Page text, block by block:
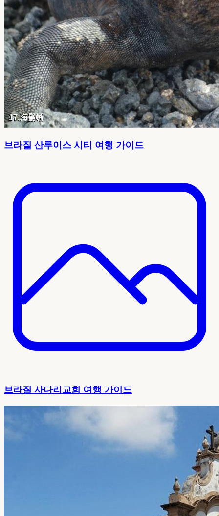
브라질 산루이스 시티 여행 가이드
브라질 사다리교회 여행 가이드